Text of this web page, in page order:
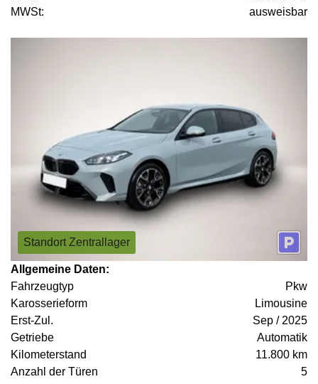
MWSt:
ausweisbar
Standort Zentrallager
Allgemeine Daten:
Fahrzeugtyp
Pkw
Karosserieform
Limousine
Erst-Zul.
Sep / 2025
Getriebe
Automatik
Kilometerstand
11.800 km
Anzahl der Türen
5